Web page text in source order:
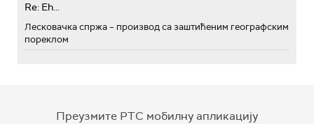
Re: Eh...
Лесковачка спржа – производ са заштићеним географским
пореклом
Преузмите РТС мобилну апликацију